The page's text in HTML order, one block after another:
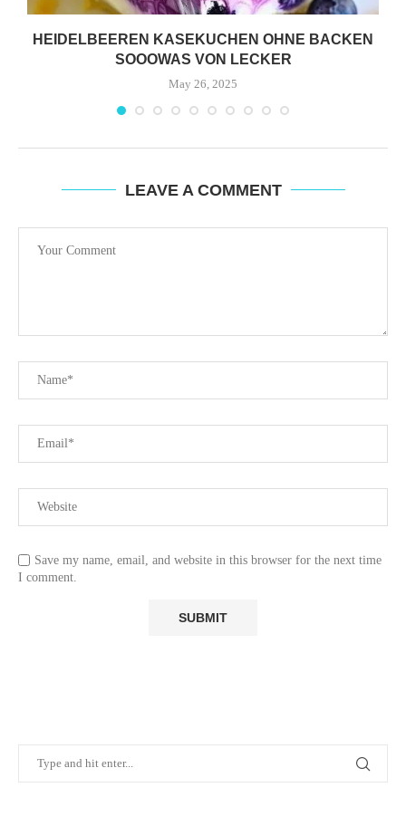
HEIDELBEEREN KASEKUCHEN OHNE BACKEN
SOOOWAS VON LECKER
May 26, 2025
LEAVE A COMMENT
Save my name, email, and website in this browser for the next time
I comment.